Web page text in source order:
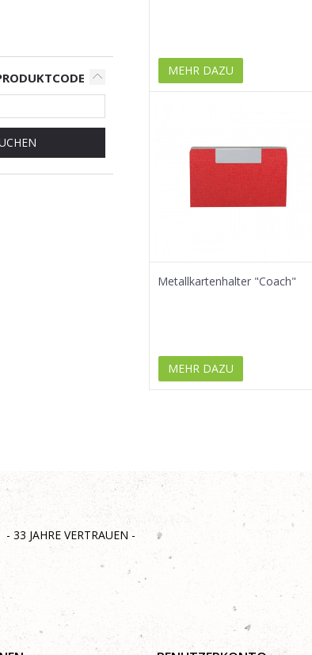
MEHR DAZU
Metallkartenhalter "Coach"
MEHR DAZU
- 33 JAHRE VERTRAUEN -